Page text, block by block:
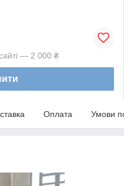
— 2 000 ₴
Оплата Умови